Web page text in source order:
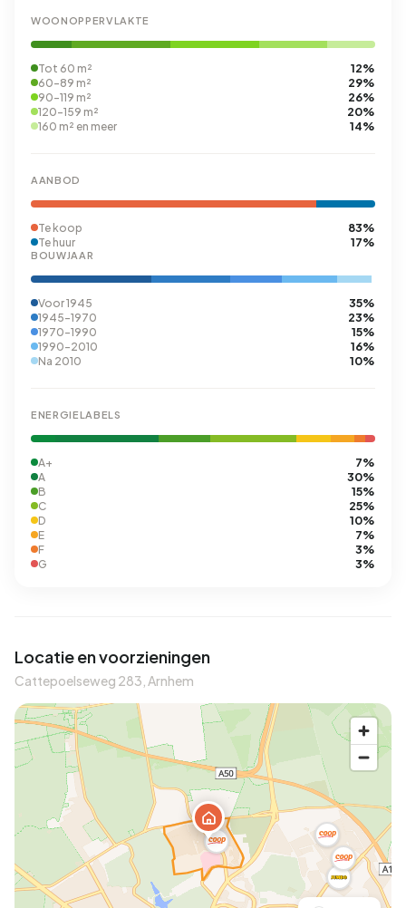
WOONOPPERVLAKTE
Tot 60 m² 12%
60-89 m² 29%
90-119 m² 26%
120-159 m² 20%
160 m² en meer 14%
AANBOD
Te koop 83%
Te huur 17%
BOUWJAAR
Voor 1945 35%
1945-1970 23%
1970-1990 15%
1990-2010 16%
Na 2010 10%
ENERGIELABELS
A+ 7%
A 30%
B 15%
C 25%
D 10%
E 7%
F 3%
G 3%
Locatie en voorzieningen
Cattepoelseweg 283, Arnhem